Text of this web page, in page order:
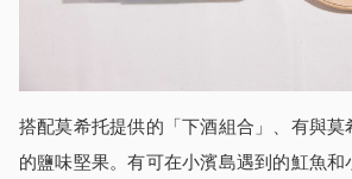
搭配莫希托提供的「下酒組合」、有與莫
的鹽味堅果。有可在小濱島遇到的魟魚